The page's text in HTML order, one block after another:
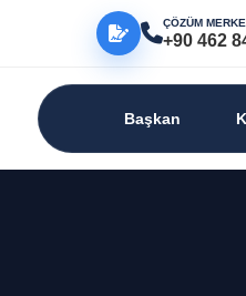
ÇÖZÜM
+90 462
Başkan